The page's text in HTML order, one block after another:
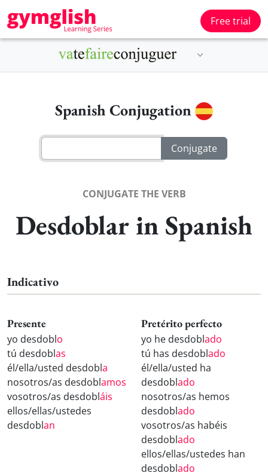
Free trial
Spanish Conjugation
CONJUGATE THE VERB
Desdoblar in Spanish
Indicativo
Presente
yo desdoblo
tú desdoblas
él/ella/usted desdobla
nosotros/as desdoblamos
vosotros/as desdobláis
ellos/ellas/ustedes
desdoblan
Pretérito perfecto
yo he desdoblado
tú has desdoblado
él/ella/usted ha
desdoblado
nosotros/as hemos
desdoblado
vosotros/as habéis
desdoblado
ellos/ellas/ustedes han
desdoblado